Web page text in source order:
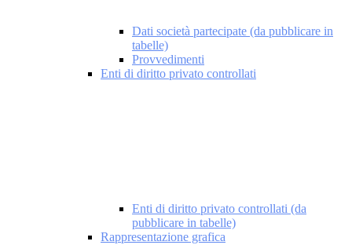
Dati società partecipate (da pubblicare in
tabelle)
Provvedimenti
Enti di diritto privato controllati
Enti di diritto privato controllati (da
pubblicare in tabelle)
Rappresentazione grafica